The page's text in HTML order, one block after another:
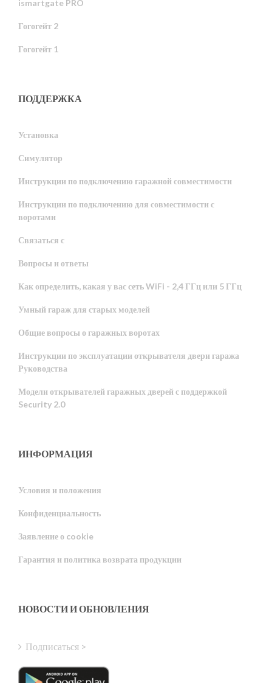
ismartgate PRO
Гогогейт 2
Гогогейт 1
ПОДДЕРЖКА
Установка
Симулятор
Инструкции по подключению гаражной совместимости
Инструкции по подключению для совместимости с
воротами
Связаться с
Вопросы и ответы
Как определить, какая у вас сеть WiFi - 2,4 ГГц или 5 ГГц
Умный гараж для старых моделей
Общие вопросы о гаражных воротах
Инструкции по эксплуатации открывателя двери гаража
Руководства
Модели открывателей гаражных дверей с поддержкой
Security 2.0
ИНФОРМАЦИЯ
Условия и положения
Конфиденциальность
Заявление о cookie
Гарантия и политика возврата продукции
НОВОСТИ И ОБНОВЛЕНИЯ
Подписаться >